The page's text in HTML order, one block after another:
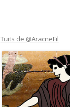
Tuits de @AracneFil